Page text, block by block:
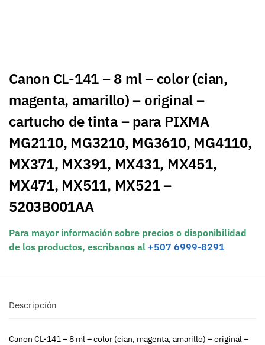
Canon CL-141 – 8 ml – color (cian,
magenta, amarillo) – original –
cartucho de tinta – para PIXMA
MG2110, MG3210, MG3610, MG4110,
MX371, MX391, MX431, MX451,
MX471, MX511, MX521 –
5203B001AA
Para mayor información sobre precios o disponibilidad
de los productos, escribanos al +507 6999-8291
Descripción
Canon CL-141 – 8 ml – color (cian, magenta, amarillo) – original –